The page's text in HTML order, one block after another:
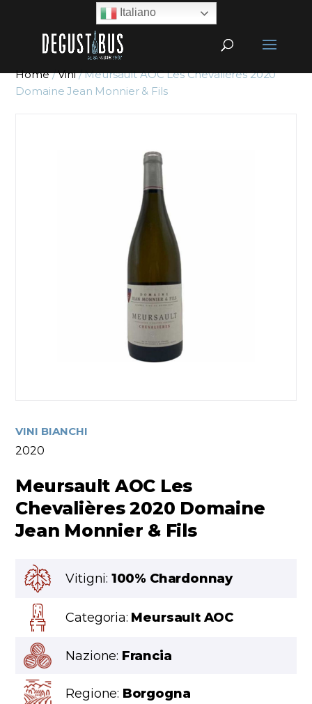
Home/Vini/ Meursault AOC Les Chevalières 2020
Domaine Jean Monnier & Fils
VINI BIANCHI
2020
Meursault AOC Les
Chevalières 2020 Domaine
Jean Monnier & Fils
Vitigni: 100% Chardonnay
Categoria: Meursault AOC
Nazione: Francia
Regione: Borgogna
Italiano